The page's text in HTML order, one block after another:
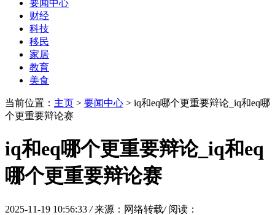
要闻中心
财经
科技
移民
家居
教育
美食
当前位置： 主页 > 要闻中心 > iq和eq哪个更重要辩论_iq和eq哪
个更重要辩论赛
iq和eq哪个更重要辩论_iq和eq
哪个更重要辩论赛
2025-11-19 10:56:33 / 来源：网络转载/ 阅读：